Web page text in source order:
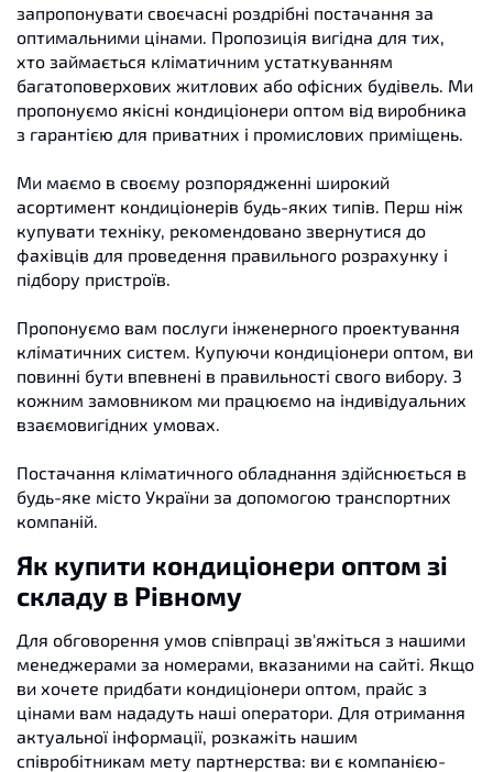
запропонувати своєчасні роздрібні постачання за
оптимальними цінами. Пропозиція вигідна для тих,
хто займається кліматичним устаткуванням
багатоповерхових житлових або офісних будівель. Ми
пропонуємо якісні кондиціонери оптом від виробника
з гарантією для приватних і промислових приміщень.
Ми маємо в своєму розпорядженні широкий
асортимент кондиціонерів будь-яких типів. Перш ніж
купувати техніку, рекомендовано звернутися до
фахівців для проведення правильного розрахунку і
підбору пристроїв.
Пропонуємо вам послуги інженерного проектування
кліматичних систем. Купуючи кондиціонери оптом, ви
повинні бути впевнені в правильності свого вибору. З
кожним замовником ми працюємо на індивідуальних
взаємовигідних умовах.
Постачання кліматичного обладнання здійснюється в
будь-яке місто України за допомогою транспортних
компаній.
Як купити кондиціонери оптом зі
складу в Рівному
Для обговорення умов співпраці зв'яжіться з нашими
менеджерами за номерами, вказаними на сайті. Якщо
ви хочете придбати кондиціонери оптом, прайс з
цінами вам нададуть наші оператори. Для отримання
актуальної інформації, розкажіть нашим
співробітникам мету партнерства: ви є компанією-